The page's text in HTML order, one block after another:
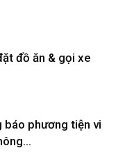
đồ ăn & gọi xe
báo phương tiện vi